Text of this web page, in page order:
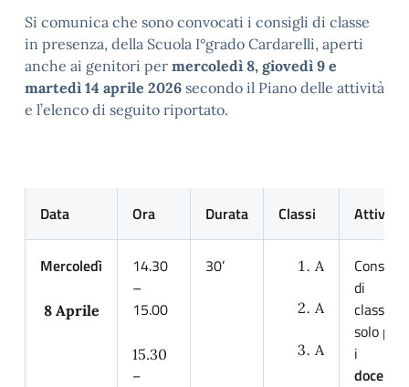
Si comunica che sono convocati i consigli di classe
in presenza, della Scuola I°grado Cardarelli, aperti
anche ai genitori per mercoledì 8, giovedì 9 e
martedì 14 aprile 2026 secondo il Piano delle attività
e l’elenco di seguito riportato.
Data Ora Durata Classi Attività
Mercoledì
8 Aprile
14.30
–
15.00
15.30
–
30’ A
A
A
Consigli
di
classe
solo per
i
docenti